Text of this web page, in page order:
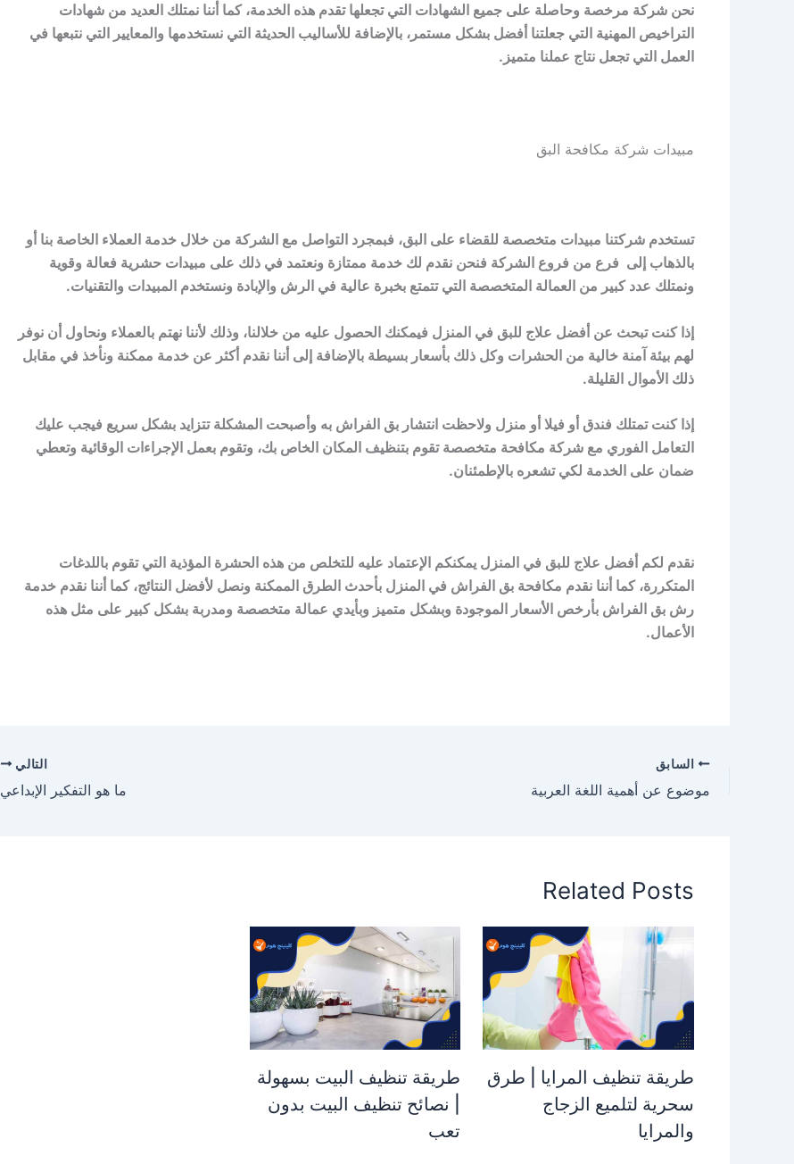
نحن شركة مرخصة وحاصلة على جميع الشهادات التي تجعلها تقدم هذه الخدمة، كما أننا نمتلك العديد من شهادات
التراخيص المهنية التي جعلتنا أفضل بشكل مستمر، بالإضافة للأساليب الحديثة التي نستخدمها والمعايير التي نتبعها في
العمل التي تجعل نتاج عملنا متميز.
مبيدات شركة مكافحة البق
تستخدم شركتنا مبيدات متخصصة للقضاء على البق، فبمجرد التواصل مع الشركة من خلال خدمة العملاء الخاصة بنا أو
بالذهاب إلى فرع من فروع الشركة فنحن نقدم لك خدمة ممتازة ونعتمد في ذلك على مبيدات حشرية فعالة وقوية
ونمتلك عدد كبير من العمالة المتخصصة التي تتمتع بخبرة عالية في الرش والإبادة ونستخدم المبيدات والتقنيات.
إذا كنت تبحث عن أفضل علاج للبق في المنزل فيمكنك الحصول عليه من خلالنا، وذلك لأننا نهتم بالعملاء ونحاول أن نوفر
لهم بيئة آمنة خالية من الحشرات وكل ذلك بأسعار بسيطة بالإضافة إلى أننا نقدم أكثر عن خدمة ممكنة ونأخذ في مقابل
ذلك الأموال القليلة.
إذا كنت تمتلك فندق أو فيلا أو منزل ولاحظت انتشار بق الفراش به وأصبحت المشكلة تتزايد بشكل سريع فيجب عليك
التعامل الفوري مع شركة مكافحة متخصصة تقوم بتنظيف المكان الخاص بك، وتقوم بعمل الإجراءات الوقائية وتعطي
ضمان على الخدمة لكي تشعره بالإطمئنان.
نقدم لكم أفضل علاج للبق في المنزل يمكنكم الإعتماد عليه للتخلص من هذه الحشرة المؤذية التي تقوم باللدغات
المتكررة، كما أننا نقدم مكافحة بق الفراش في المنزل بأحدث الطرق الممكنة ونصل لأفضل النتائج، كما أننا نقدم خدمة
رش بق الفراش بأرخص الأسعار الموجودة وبشكل متميز وبأيدي عمالة متخصصة ومدربة بشكل كبير على مثل هذه
الأعمال.
السابق
موضوع عن أهمية اللغة العربية
التالي
ما هو التفكير الإبداعي
Related Posts
طريقة تنظيف المرايا | طرق
سحرية لتلميع الزجاج
والمرايا
طريقة تنظيف البيت بسهولة
| نصائح تنظيف البيت بدون
تعب